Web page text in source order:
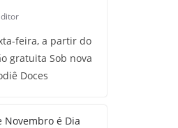
feira, a partir do
gratuita Sob nova
Doces
Novembro é Dia